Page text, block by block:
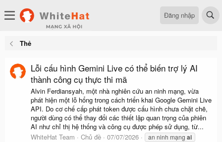
Đăng nhập
Thẻ
Lỗi cấu hình Gemini Live có thể biến trợ lý AI
thành công cụ thực thi mã
Alvin Ferdiansyah, một nhà nghiên cứu an ninh mạng, vừa
phát hiện một lỗ hổng trong cách triển khai Google Gemini Live
API. Do cơ chế cấp phát token được cấu hình chưa chặt chẽ,
người dùng có thể thay đổi các thiết lập quan trọng của phiên
AI như chỉ thị hệ thống và công cụ được phép sử dụng, từ...
WhiteHat Team
Chủ đề 07/07/2026 an ninh mạng ai